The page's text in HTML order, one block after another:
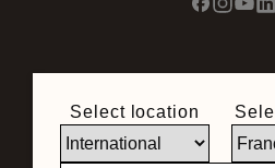
© 2026 Noel & Marquet.
Proteção
Condições de
responsabilidade -
Condições gerais de
Select location